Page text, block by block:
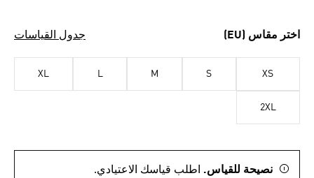
اختر مقاس (EU) جدول القياسات
XS
S
M
L
XL
2XL
نصيحة للقياس. اطلب قياسك الاعتيادي.